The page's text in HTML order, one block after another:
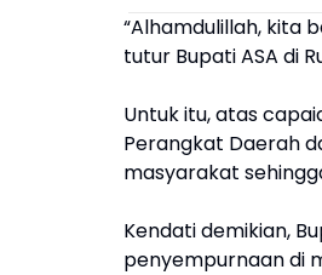
“Alhamdulillah, kita
tutur Bupati ASA di
Untuk itu, atas
Perangkat Daerah
masyarakat
Kendati demikian,
penyempurnaan di